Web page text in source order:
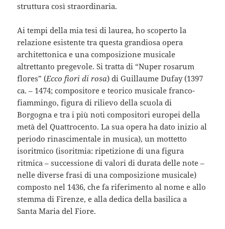
struttura così straordinaria.
Ai tempi della mia tesi di laurea, ho scoperto la
relazione esistente tra questa grandiosa opera
architettonica e una composizione musicale
altrettanto pregevole. Si tratta di “Nuper rosarum
flores” (Ecco fiori di rosa) di Guillaume Dufay (1397
ca. – 1474; compositore e teorico musicale franco-
fiammingo, figura di rilievo della scuola di
Borgogna e tra i più noti compositori europei della
metà del Quattrocento. La sua opera ha dato inizio al
periodo rinascimentale in musica), un mottetto
isoritmico (isoritmia: ripetizione di una figura
ritmica – successione di valori di durata delle note –
nelle diverse frasi di una composizione musicale)
composto nel 1436, che fa riferimento al nome e allo
stemma di Firenze, e alla dedica della basilica a
Santa Maria del Fiore.